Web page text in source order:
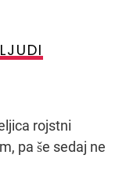
rojstni
pa še sedaj ne